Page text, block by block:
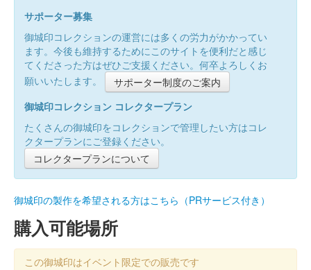
サポーター募集
御城印コレクションの運営には多くの労力がかかってい
ます。今後も維持するためにこのサイトを便利だと感じ
てくださった方はぜひご支援ください。何卒よろしくお
願いいたします。
サポーター制度のご案内
御城印コレクション コレクタープラン
たくさんの御城印をコレクションで管理したい方はコレ
クタープランにご登録ください。
コレクタープランについて
御城印の製作を希望される方はこちら（PRサービス付き）
購入可能場所
この御城印はイベント限定での販売です